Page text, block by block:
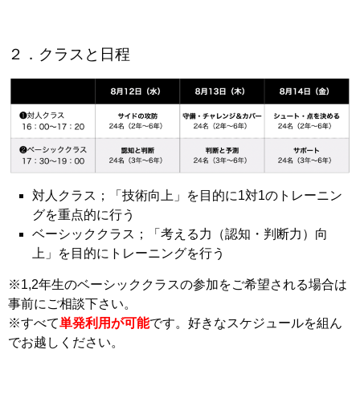
２．クラスと日程
対人クラス；「技術向上」を目的に1対1のトレーニン
グを重点的に行う
ベーシッククラス；「考える力（認知・判断力）向
上」を目的にトレーニングを行う
※1,2年生のベーシッククラスの参加をご希望される場合は
事前にご相談下さい。
※すべて単発利用が可能です。好きなスケジュールを組ん
でお越しください。